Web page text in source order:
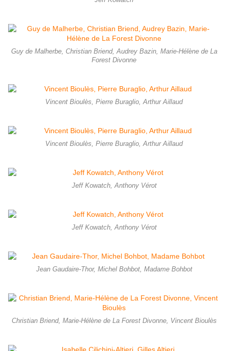
Guy de Malherbe, Christian Briend, Audrey Bazin, Marie-Hélène de La
Forest Divonne
Vincent Bioulès, Pierre Buraglio, Arthur Aillaud
Vincent Bioulès, Pierre Buraglio, Arthur Aillaud
Jeff Kowatch, Anthony Vérot
Jeff Kowatch, Anthony Vérot
Jean Gaudaire-Thor, Michel Bohbot, Madame Bohbot
Christian Briend, Marie-Hélène de La Forest Divonne, Vincent Bioulès